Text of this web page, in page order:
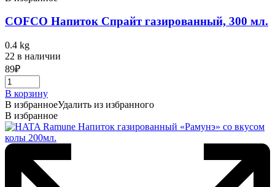
COFCO Напиток Спрайт газированный, 300 мл.
0.4 kg
22 в наличии
89₽
В корзину
В избранноеУдалить из избранного
В избранное